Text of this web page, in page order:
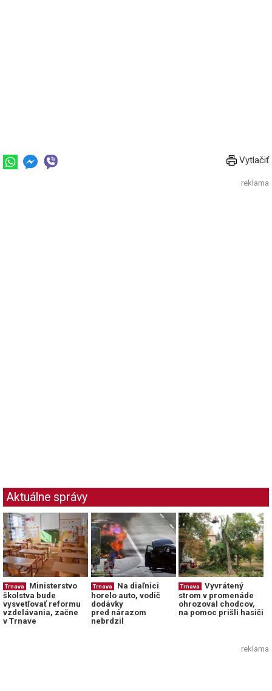
Vytlačiť
reklama
Aktuálne správy
Trnava
Ministerstvo
školstva bude
vysvetľovať reformu
vzdelávania, začne
v Trnave
Trnava
Na diaľnici
horelo auto, vodič
dodávky
pred nárazom
nebrdzil
Trnava
Vyvrátený
strom v promenáde
ohrozoval chodcov,
na pomoc prišli hasiči
reklama